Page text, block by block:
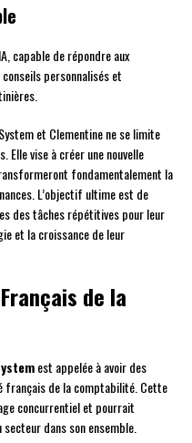
capable de répondre aux
personnalisés et
et Clementine ne se limite
Elle vise à créer une nouvelle
fondamentalement la
L’objectif ultime est de
des tâches répétitives pour leur
et la croissance de leur
de la
est appelée à avoir des
français de la comptabilité. Cette
concurrentiel et pourrait
dans son ensemble.